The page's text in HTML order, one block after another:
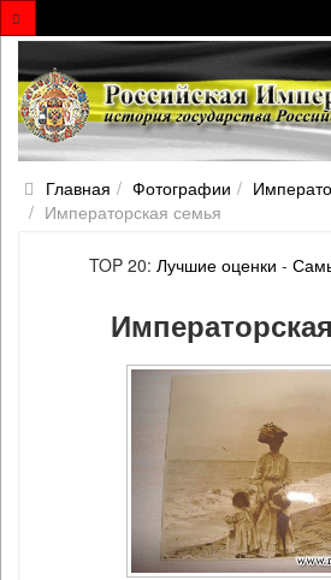
Главная Фотографии
Императорская семья
TOP 20: Лучшие оценки -